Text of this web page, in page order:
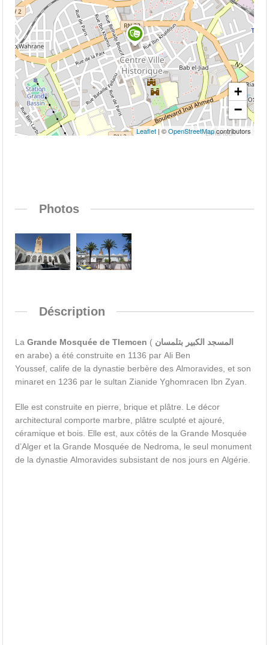
+
−
Leaflet| ©OpenStreetMapcontributors
Photos
Déscription
LaGrande Mosquée de Tlemcen ( المسجد الكبير بتلمسان
en arabe) a été construite en 1136 par Ali Ben
Youssef, calife de la dynastie berbère des Almoravides, et son
minaret en 1236 par le sultan Zianide Yghomracen Ibn Zyan.
Elle est construite en pierre, brique et plâtre. Le décor
architectural comporte marbre, plâtre sculpté et ajouré,
céramique et bois. Elle est, aux côtés de la Grande Mosquée
d’Alger et la Grande Mosquée de Nedroma, le seul monument
de la dynastie Almoravides subsistant de nos jours en Algérie.